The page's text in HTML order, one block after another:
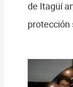
de Itagüí
protección